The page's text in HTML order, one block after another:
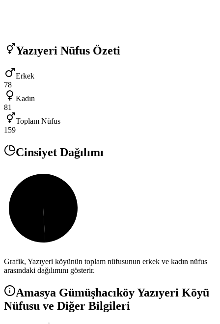
Yazıyeri Nüfus Özeti
Erkek
78
Kadın
81
Toplam Nüfus
159
Cinsiyet Dağılımı
Grafik, Yazıyeri köyünün toplam nüfusunun erkek ve kadın nüfus
arasındaki dağılımını gösterir.
Amasya GümüşhacıköyYazıyeri Köyü
Nüfusu ve Diğer Bilgileri